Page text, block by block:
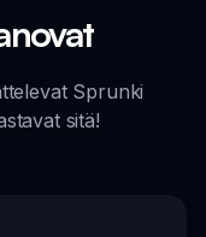
Sprunki
sitä!